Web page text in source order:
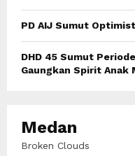
PD AIJ Sumut
DHD 45 Sumut
Gaungkan Spirit Anak
Medan
Broken Clouds